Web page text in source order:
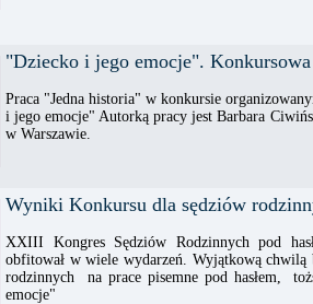
"Dziecko i jego emocje".
Praca "Jedna historia" w konkursie
i jego emocje" Autorką pracy jest Barbara
w Warszawie.
Wyniki Konkursu dla sędziów
XXIII Kongres Sędziów Rodzinnych pod
obfitował w wiele wydarzeń. Wyjątkową chwilą
rodzinnych na prace pisemne pod hasłem,
emocje"